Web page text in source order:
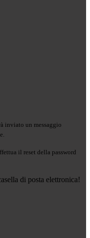
inviato un messaggio
il reset della password
di posta elettronica!